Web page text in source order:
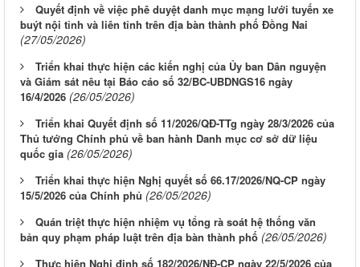
Quyết định về việc phê duyệt danh mục mạng lưới tuyến xe
buýt nội tỉnh và liên tỉnh trên địa bàn thành phố Đồng Nai
(27/05/2026)
Triển khai thực hiện các kiến nghị của Ủy ban Dân nguyện
và Giám sát nêu tại Báo cáo số 32/BC-UBDNGS16 ngày
16/4/2026 (26/05/2026)
Triển khai Quyết định số 11/2026/QĐ-TTg ngày 28/3/2026 của
Thủ tướng Chính phủ về ban hành Danh mục cơ sở dữ liệu
quốc gia (26/05/2026)
Triển khai thực hiện Nghị quyết số 66.17/2026/NQ-CP ngày
15/5/2026 của Chính phủ (26/05/2026)
Quán triệt thực hiện nhiệm vụ tổng rà soát hệ thống văn
bản quy phạm pháp luật trên địa bàn thành phố (26/05/2026)
Thực hiện Nghị định số 182/2026/NĐ-CP ngày 22/5/2026 của